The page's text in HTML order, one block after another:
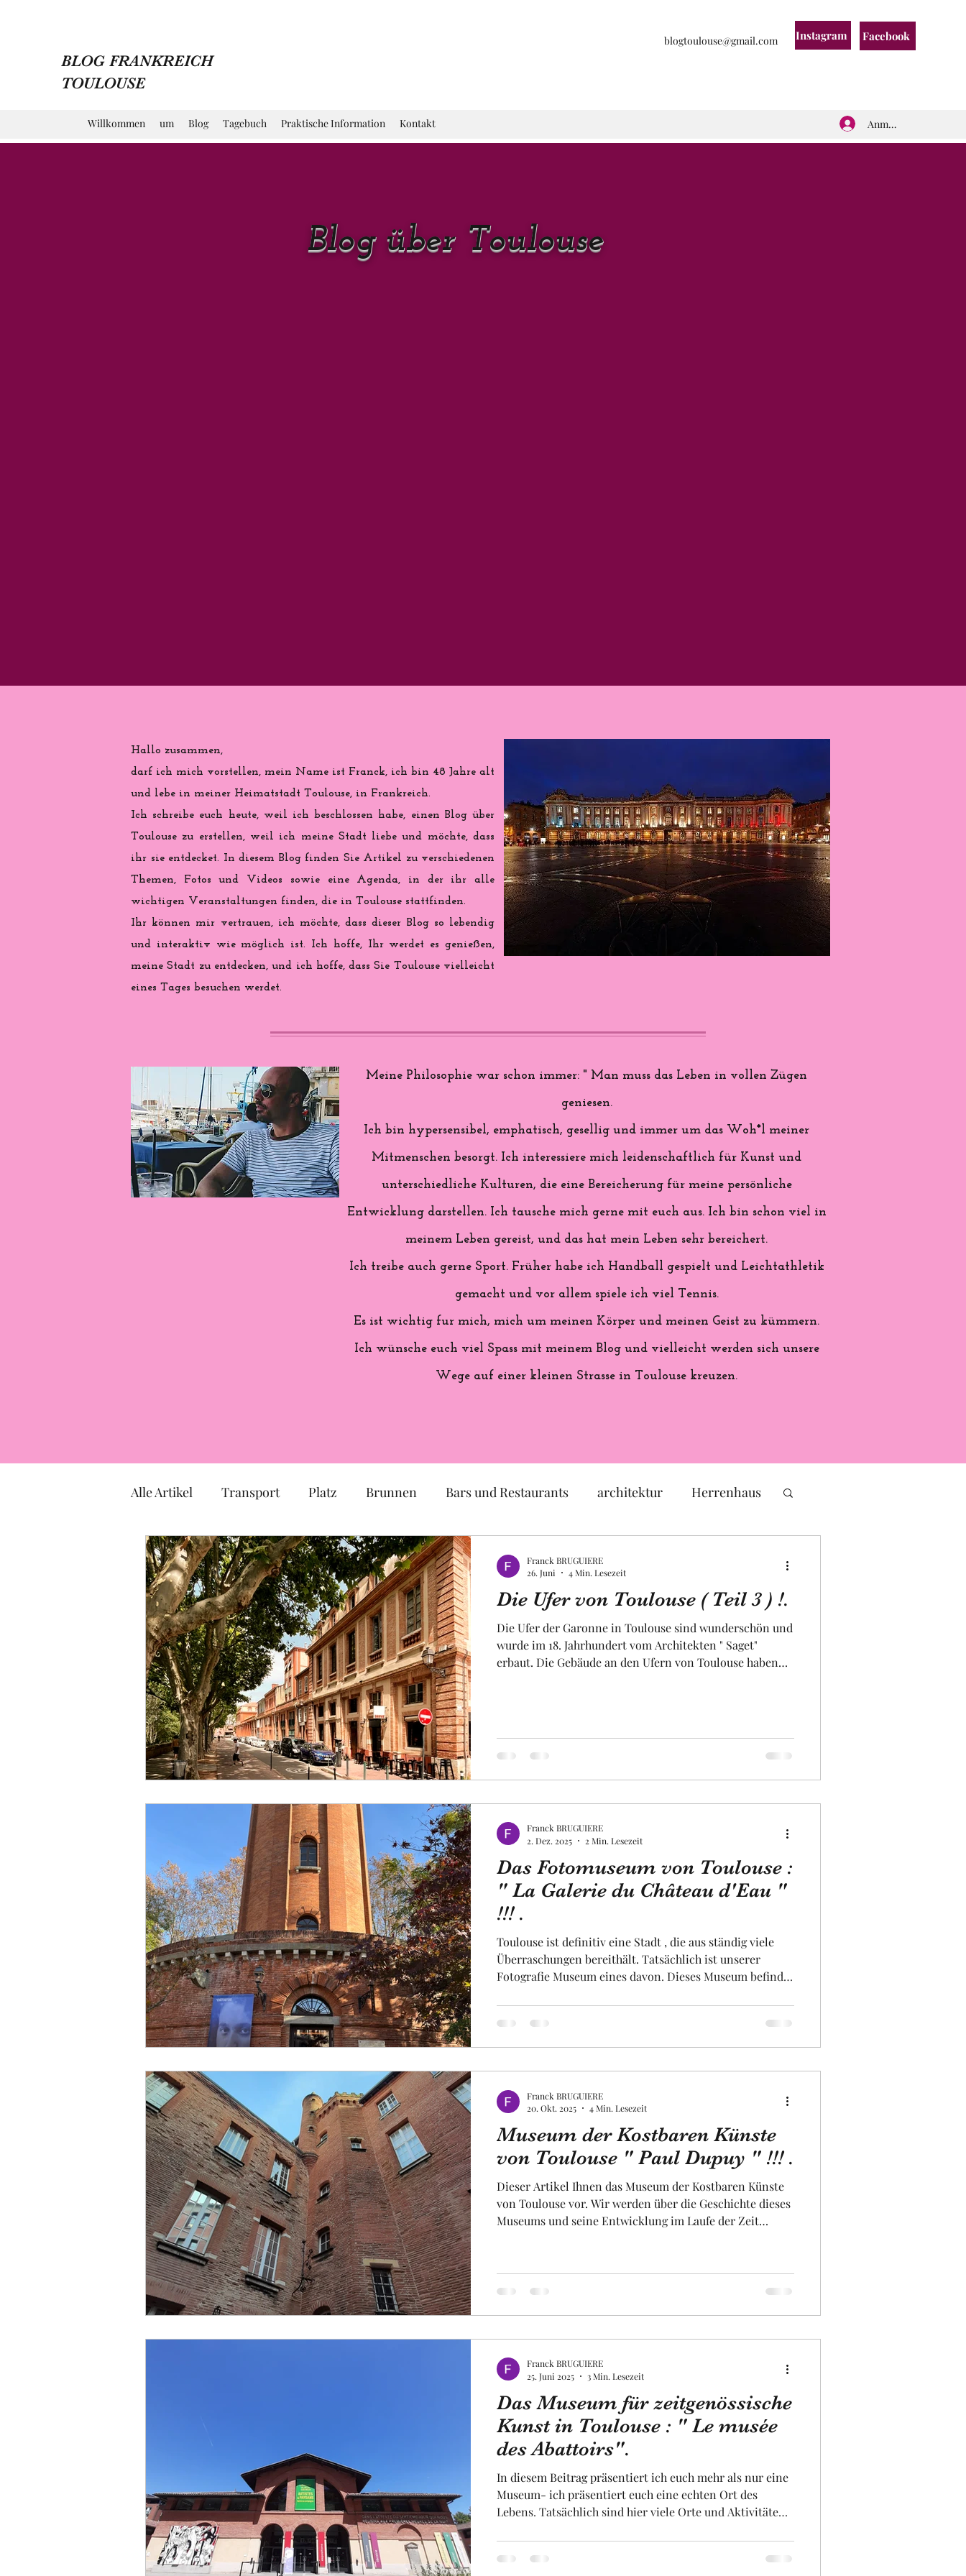
BLOG FRANKREICH
TOULOUSE
blogtoulouse@gmail.com Instagram Facebook
Willkommen um Blog Tagebuch Praktische Information Kontakt Anmelden
Blog über Toulouse
Hallo zusammen,
darf ich mich vorstellen, mein Name ist Franck, ich bin 48 Jahre alt
und lebe in meiner Heimatstadt Toulouse, in Frankreich.
Ich schreibe euch heute, weil ich beschlossen habe, einen Blog über
Toulouse zu erstellen, weil ich meine Stadt liebe und möchte, dass
ihr sie entdecket. In diesem Blog finden Sie Artikel zu verschiedenen
Themen, Fotos und Videos sowie eine Agenda, in der ihr alle
wichtigen Veranstaltungen finden, die in Toulouse stattfinden.
Ihr können mir vertrauen, ich möchte, dass dieser Blog so lebendig
und interaktiv wie möglich ist. Ich hoffe, Ihr werdet es genießen,
meine Stadt zu entdecken, und ich hoffe, dass Sie Toulouse vielleicht
eines Tages besuchen werdet.
Meine Philosophie war schon immer: " Man muss das Leben in vollen Zügen
geniesen.
Ich bin hypersensibel, emphatisch, gesellig und immer um das Woh*l meiner
Mitmenschen besorgt. Ich interessiere mich leidenschaftlich für Kunst und
unterschiedliche Kulturen, die eine Bereicherung für meine persönliche
Entwicklung darstellen. Ich tausche mich gerne mit euch aus. Ich bin schon viel in
meinem Leben gereist, und das hat mein Leben sehr bereichert.
Ich treibe auch gerne Sport. Früher habe ich Handball gespielt und Leichtathletik
gemacht und vor allem spiele ich viel Tennis.
Es ist wichtig fur mich, mich um meinen Körper und meinen Geist zu kümmern.
Ich wünsche euch viel Spass mit meinem Blog und vielleicht werden sich unsere
Wege auf einer kleinen Strasse in Toulouse kreuzen.
Alle Artikel Transport Platz Brunnen Bars und Restaurants architektur Herrenhaus
Markt Kirche Museum Garten Ausstellung
TOULOUSE Okzitanien Politik Statue Skulptur Pastell lokales Handwerk
Designer Handwerker Obst und Gemüse Luftfahrt Fakultät Universität
Religion Festival Europa Raum
Die Ufer von Toulouse ( Teil 3 ) !.
Die Ufer der Garonne in Toulouse sind wunderschön und
wurde im 18. Jahrhundert vom Architekten " Saget"
erbaut. Die Gebäude an den Ufern von Toulouse haben
mit
Franck BRUGUIERE
26. Juni
4 Min. Lesezeit
Das Fotomuseum von Toulouse :
" La Galerie du Château d'Eau "
!!! .
Toulouse ist definitiv eine Stadt , die aus ständig viele
Überraschungen bereithält. Tatsächlich ist unserer
Fotografie Museum eines davon. Dieses Museum befindet
einen hydraulischen Mechanismus und ein Rad
entdecken kann, um das Wasser des Flusses Garonne zu
pumpen. Dies diente dazu, die 90 Brunnen unserer Stadt
Ein B
Franck BRUGUIERE
2. Dez. 2025
2 Min. Lesezeit
Museum der Kostbaren Künste
von Toulouse " Paul Dupuy " !!! .
Dieser Artikel Ihnen das Museum der Kostbaren Künste
von Toulouse vor. Wir werden über die Geschichte dieses
Museums und seine Entwicklung im Laufe der Zeit
Paul Dupuy ", der auf den Ruinen eines alten
Renaissance-Herrenhaus , das bereits das Museum
ist einen Besuch
Franck BRUGUIERE
20. Okt. 2025
4 Min. Lesezeit
Das Museum für zeitgenössische
Kunst in Toulouse : " Le musée
des Abattoirs".
In diesem Beitrag präsentiert ich euch mehr als nur eine
Museum- ich präsentiert euch eine echten Ort des
Lebens. Tatsächlich sind hier viele Orte und Aktivitäten
Museum für zeitgenössische Kunst in Toulouse so
besonders macht . Es wurde einer äusserst
Franck BRUGUIERE
25. Juni 2025
3 Min. Lesezeit